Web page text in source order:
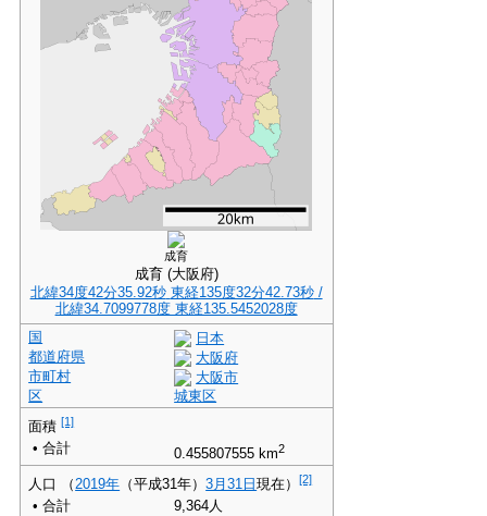
成育
成育 (大阪府)
北緯34度42分35.92秒 東経135度32分42.73秒/
北緯34.7099778度 東経135.5452028度
国
日本
都道府県
大阪府
市町村
大阪市
区
城東区
面積[1]
• 合計 0.455807555 km2
人口 （2019年 （平成31年）3月31日現在）[2]
• 合計
9,364人